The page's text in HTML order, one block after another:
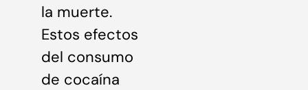
la muerte.
Estos efectos
del consumo
de cocaína